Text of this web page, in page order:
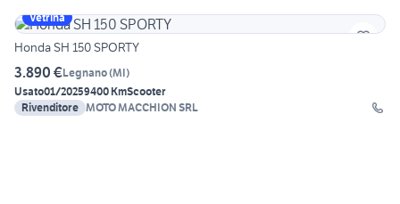
Vetrina
Honda SH 150 SPORTY
3.890 €Legnano(MI)
Usato01/20259400 KmScooter
Rivenditore MOTO MACCHION SRL